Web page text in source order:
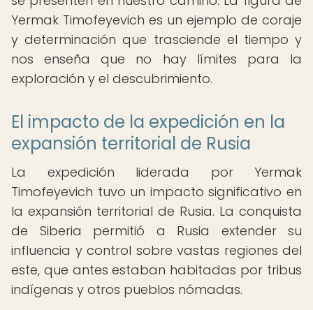
Yermak Timofeyevich es un ejemplo de coraje
y determinación que trasciende el tiempo y
nos enseña que no hay límites para la
exploración y el descubrimiento.
El impacto de la expedición en la
expansión territorial de Rusia
La expedición liderada por Yermak
Timofeyevich tuvo un impacto significativo en
la expansión territorial de Rusia. La conquista
de Siberia permitió a Rusia extender su
influencia y control sobre vastas regiones del
este, que antes estaban habitadas por tribus
indígenas y otros pueblos nómadas.